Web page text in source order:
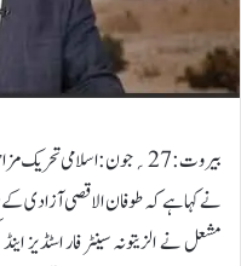
بیروت:27؍جون:اسلامی
نے کہا ہے کہ طوفان الاقصی آزادی
مشعل نے الزیتونہ سینٹر فار اسٹڈیز